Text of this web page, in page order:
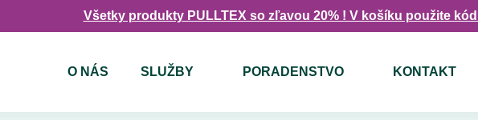
Všetky produkty PULLTEX so zľavou 20% ! V košíku použite
O NÁS SLUŽBY PORADENSTVO KONTAKT